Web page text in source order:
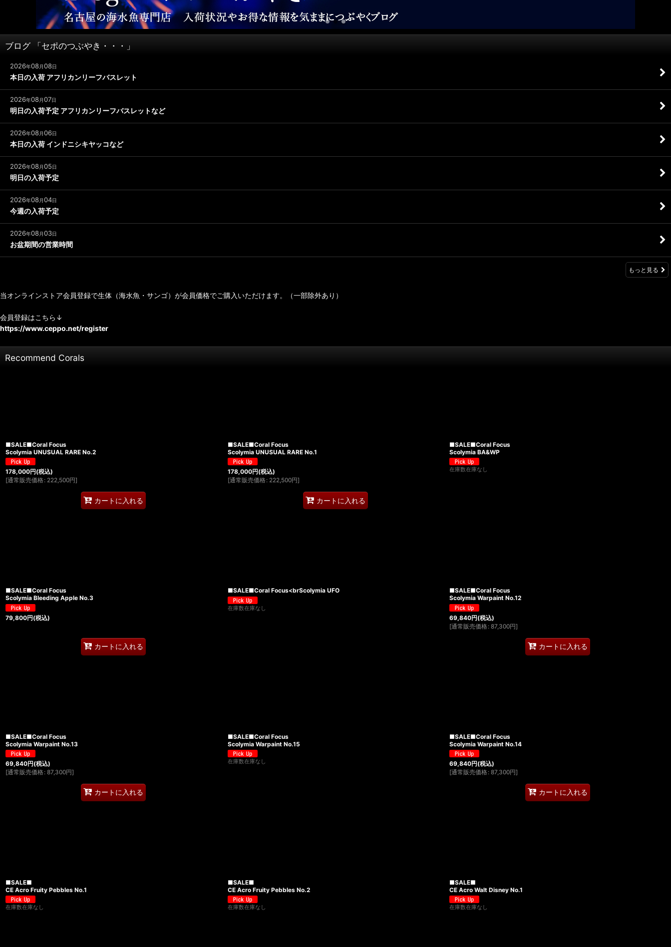
ブログ 「セポのつぶやき・・・」
2026年08月08日
本日の入荷 アフリカンリーフバスレット
2026年08月07日
明日の入荷予定 アフリカンリーフバスレットなど
2026年08月06日
本日の入荷 インドニシキヤッコなど
2026年08月05日
明日の入荷予定
2026年08月04日
今週の入荷予定
2026年08月03日
お盆期間の営業時間
もっと見る
当オンラインストア会員登録で生体（海水魚・サンゴ）が会員価格でご購入いただけます。（一部除外あり）
会員登録はこちら↓
https://www.ceppo.net/register
Recommend Corals
■SALE■Coral Focus
Scolymia UNUSUAL RARE No.2
178,000円(税込)
[通常販売価格 : 222,500円]
カートに入れる
■SALE■Coral Focus
Scolymia UNUSUAL RARE No.1
178,000円(税込)
[通常販売価格 : 222,500円]
カートに入れる
■SALE■Coral Focus
Scolymia BA&WP
在庫数在庫なし
■SALE■Coral Focus
Scolymia Bleeding Apple No.3
79,800円(税込)
カートに入れる
■SALE■Coral Focus<brScolymia UFO
在庫数在庫なし
■SALE■Coral Focus
Scolymia Warpaint No.12
69,840円(税込)
[通常販売価格 : 87,300円]
カートに入れる
■SALE■Coral Focus
Scolymia Warpaint No.13
69,840円(税込)
[通常販売価格 : 87,300円]
カートに入れる
■SALE■Coral Focus
Scolymia Warpaint No.15
在庫数在庫なし
■SALE■Coral Focus
Scolymia Warpaint No.14
69,840円(税込)
[通常販売価格 : 87,300円]
カートに入れる
■SALE■
CE Acro Fruity Pebbles No.1
在庫数在庫なし
■SALE■
CE Acro Fruity Pebbles No.2
在庫数在庫なし
■SALE■
CE Acro Walt Disney No.1
在庫数在庫なし